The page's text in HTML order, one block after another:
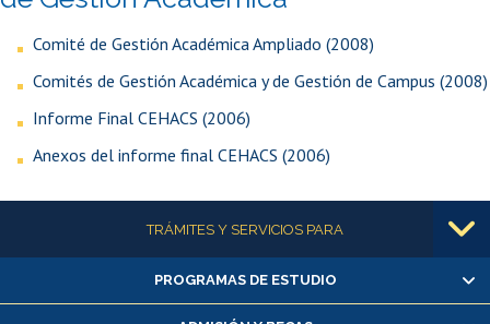
Estudiantes
Académicas/os
Funcionarias/os
Egresadas/os
Comité de Gestión Académica Ampliado (2008)
Comités de Gestión Académica y de Gestión de Campus (2008)
Informe Final CEHACS (2006)
Anexos del informe final CEHACS (2006)
Más informaciónTRÁMITES Y SERVICIOS PARA
Alumnas/os y exalumnas/os
Matrícula en línea
PROGRAMAS DE ESTUDIO